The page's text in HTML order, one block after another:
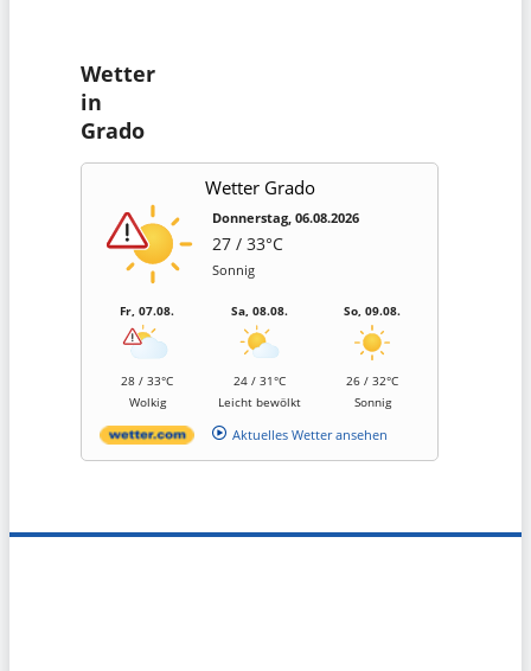
Wetter
in
Grado
Wetter Grado
Donnerstag, 06.08.2026
27 / 33°C
Sonnig
Fr, 07.08.
28 / 33°C
Wolkig
Sa, 08.08.
24 / 31°C
Leicht bewölkt
So, 09.08.
26 / 32°C
Sonnig
Aktuelles Wetter ansehen